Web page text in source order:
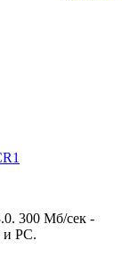
300 Мб/сек -
и PC.